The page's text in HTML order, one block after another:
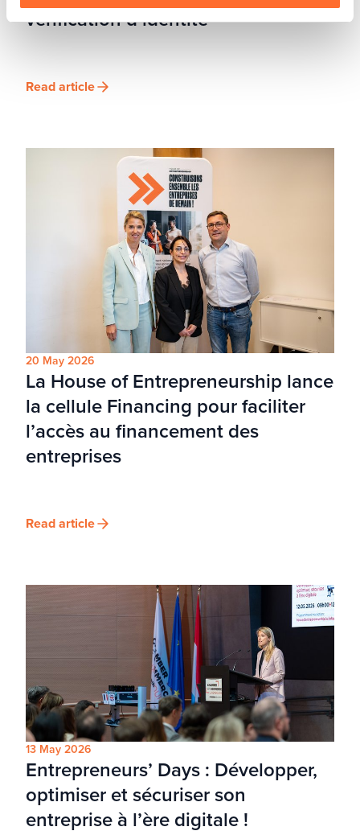
vérification d’identité
Read article
20 May 2026
La House of Entrepreneurship lance
la cellule Financing pour faciliter
l’accès au financement des
entreprises
Read article
13 May 2026
Entrepreneurs’ Days : Développer,
optimiser et sécuriser son
entreprise à l’ère digitale !